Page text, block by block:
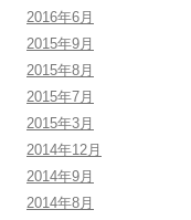
2016年6月
2015年9月
2015年8月
2015年7月
2015年3月
2014年12月
2014年9月
2014年8月